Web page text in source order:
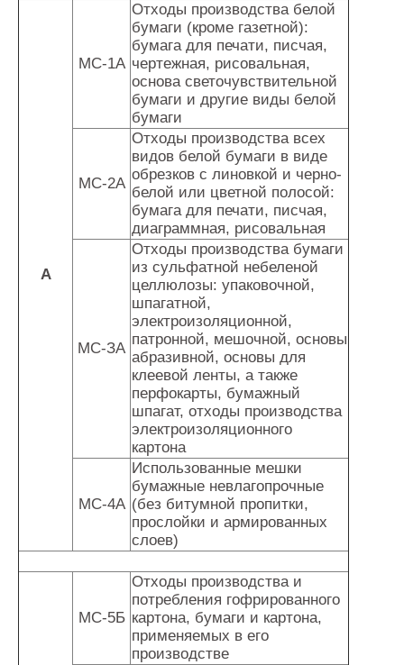
А
MC-1A
Отходы производства белой
бумаги (кроме газетной):
бумага для печати, писчая,
чертежная, рисовальная,
основа светочувствительной
бумаги и другие виды белой
бумаги
МС-2А
Отходы производства всех
видов белой бумаги в виде
обрезков с линовкой и черно-
белой или цветной полосой:
бумага для печати, писчая,
диаграммная, рисовальная
МС-ЗА
Отходы производства бумаги
из сульфатной небеленой
целлюлозы: упаковочной,
шпагатной,
электроизоляционной,
патронной, мешочной, основы
абразивной, основы для
клеевой ленты, а также
перфокарты, бумажный
шпагат, отходы производства
электроизоляционного
картона
МС-4А
Использованные мешки
бумажные невлагопрочные
(без битумной пропитки,
прослойки и армированных
слоев)
МС-5Б
Отходы производства и
потребления гофрированного
картона, бумаги и картона,
применяемых в его
производстве